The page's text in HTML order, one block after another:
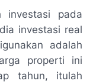
investasi pada
investasi real
adalah
properti ini
tahun, itulah